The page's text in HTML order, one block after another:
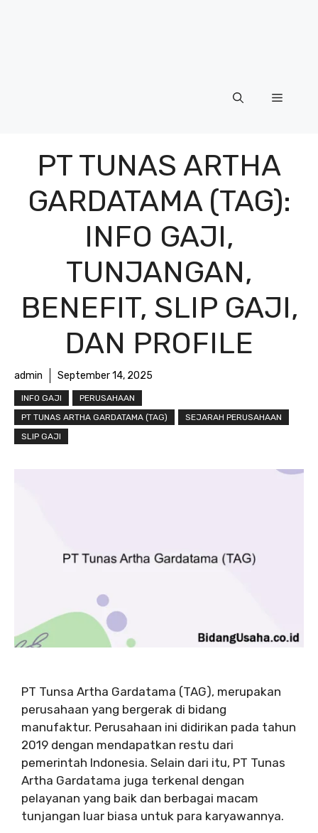
Menu
PT TUNAS ARTHA
GARDATAMA (TAG):
INFO GAJI,
TUNJANGAN,
BENEFIT, SLIP GAJI,
DAN PROFILE
admin September 14, 2025
INFO GAJI
PERUSAHAAN
PT TUNAS ARTHA GARDATAMA (TAG)
SEJARAH PERUSAHAAN
SLIP GAJI
PT Tunsa Artha Gardatama (TAG), merupakan
perusahaan yang bergerak di bidang
manufaktur. Perusahaan ini didirikan pada tahun
2019 dengan mendapatkan restu dari
pemerintah Indonesia. Selain dari itu, PT Tunas
Artha Gardatama juga terkenal dengan
pelayanan yang baik dan berbagai macam
tunjangan luar biasa untuk para karyawannya.